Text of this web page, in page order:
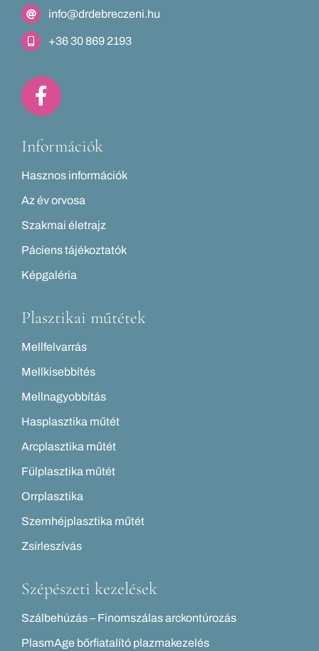
info@drdebreczeni.hu
+36 30 869 2193
Információk
Hasznos információk
Az év orvosa
Szakmai életrajz
Páciens tájékoztatók
Képgaléria
Plasztikai műtétek
Mellfelvarrás
Mellkisebbítés
Mellnagyobbítás
Hasplasztika műtét
Arcplasztika műtét
Fülplasztika műtét
Orrplasztika
Szemhéjplasztika műtét
Zsírleszívás
Szépészeti kezelések
Szálbehúzás – Finomszálas arckontúrozás
PlasmAge bőrfiatalító plazmakezelés